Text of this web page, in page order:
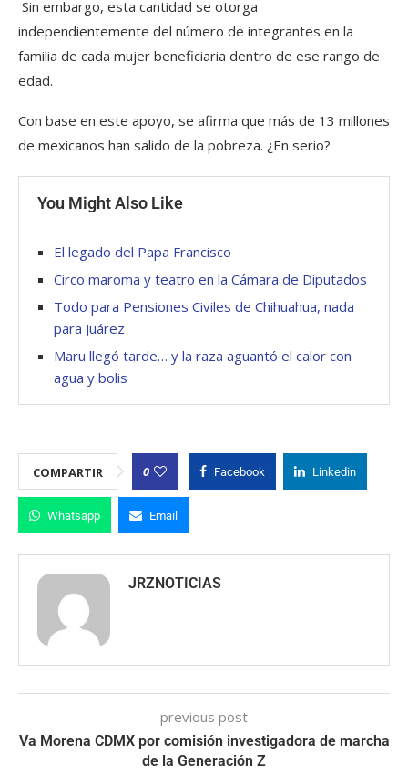
Sin embargo, esta cantidad se otorga
independientemente del número de integrantes en la
familia de cada mujer beneficiaria dentro de ese rango de
edad.
Con base en este apoyo, se afirma que más de 13 millones
de mexicanos han salido de la pobreza. ¿En serio?
You Might Also Like
El legado del Papa Francisco
Circo maroma y teatro en la Cámara de Diputados
Todo para Pensiones Civiles de Chihuahua, nada
para Juárez
Maru llegó tarde… y la raza aguantó el calor con
agua y bolis
COMPARTIR 0 Facebook Linkedin
Whatsapp Email
JRZNOTICIAS
previous post
Va Morena CDMX por comisión investigadora de marcha
de la Generación Z